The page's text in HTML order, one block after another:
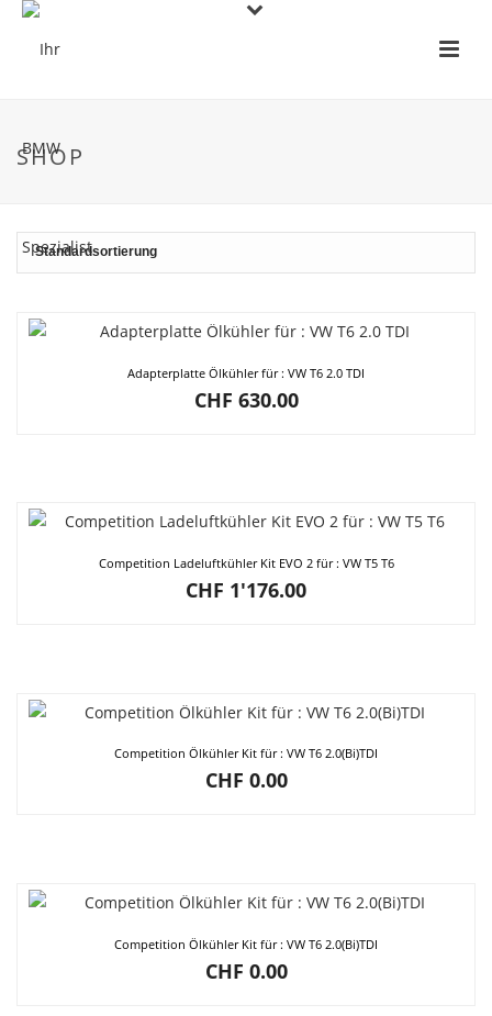
SHOP
Adapterplatte Ölkühler für : VW T6 2.0 TDI
CHF 630.00
Competition Ladeluftkühler Kit EVO 2 für : VW T5 T6
CHF 1'176.00
Competition Ölkühler Kit für : VW T6 2.0(Bi)TDI
CHF 0.00
Competition Ölkühler Kit für : VW T6 2.0(Bi)TDI
CHF 0.00